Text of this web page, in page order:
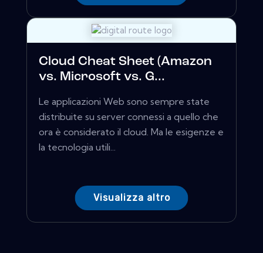
Cloud Cheat Sheet (Amazon
vs. Microsoft vs. G...
Le applicazioni Web sono sempre state
distribuite su server connessi a quello che
ora è considerato il cloud. Ma le esigenze e
la tecnologia utili...
Visualizza altro